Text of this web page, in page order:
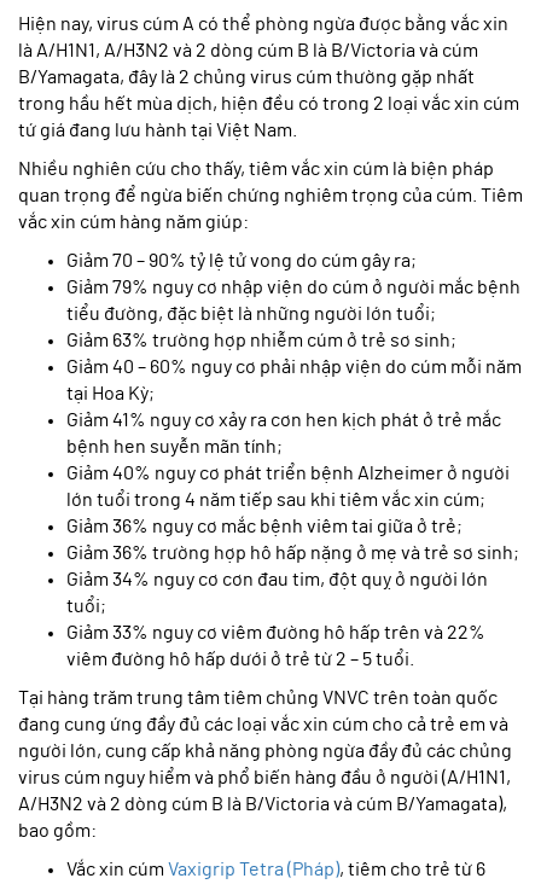
Hiện nay, virus cúm A có thể phòng ngừa được bằng vắc xin
là A/H1N1, A/H3N2 và 2 dòng cúm B là B/Victoria và cúm
B/Yamagata, đây là 2 chủng virus cúm thường gặp nhất
trong hầu hết mùa dịch, hiện đều có trong 2 loại vắc xin cúm
tứ giá đang lưu hành tại Việt Nam.
Nhiều nghiên cứu cho thấy, tiêm vắc xin cúm là biện pháp
quan trọng để ngừa biến chứng nghiêm trọng của cúm. Tiêm
vắc xin cúm hàng năm giúp:
Giảm 70 – 90% tỷ lệ tử vong do cúm gây ra;
Giảm 79% nguy cơ nhập viện do cúm ở người mắc bệnh
tiểu đường, đặc biệt là những người lớn tuổi;
Giảm 63% trường hợp nhiễm cúm ở trẻ sơ sinh;
Giảm 40 – 60% nguy cơ phải nhập viện do cúm mỗi năm
tại Hoa Kỳ;
Giảm 41% nguy cơ xảy ra cơn hen kịch phát ở trẻ mắc
bệnh hen suyễn mãn tính;
Giảm 40% nguy cơ phát triển bệnh Alzheimer ở người
lớn tuổi trong 4 năm tiếp sau khi tiêm vắc xin cúm;
Giảm 36% nguy cơ mắc bệnh viêm tai giữa ở trẻ;
Giảm 36% trường hợp hô hấp nặng ở mẹ và trẻ sơ sinh;
Giảm 34% nguy cơ cơn đau tim, đột quỵ ở người lớn
tuổi;
Giảm 33% nguy cơ viêm đường hô hấp trên và 22%
viêm đường hô hấp dưới ở trẻ từ 2 – 5 tuổi.
Tại hàng trăm trung tâm tiêm chủng VNVC trên toàn quốc
đang cung ứng đầy đủ các loại vắc xin cúm cho cả trẻ em và
người lớn, cung cấp khả năng phòng ngừa đầy đủ các chủng
virus cúm nguy hiểm và phổ biến hàng đầu ở người (A/H1N1,
A/H3N2 và 2 dòng cúm B là B/Victoria và cúm B/Yamagata),
bao gồm:
Vắc xin cúm Vaxigrip Tetra (Pháp), tiêm cho trẻ từ 6